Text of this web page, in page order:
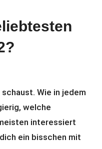
Wie in jedem
welche
interessiert
ein bisschen mit